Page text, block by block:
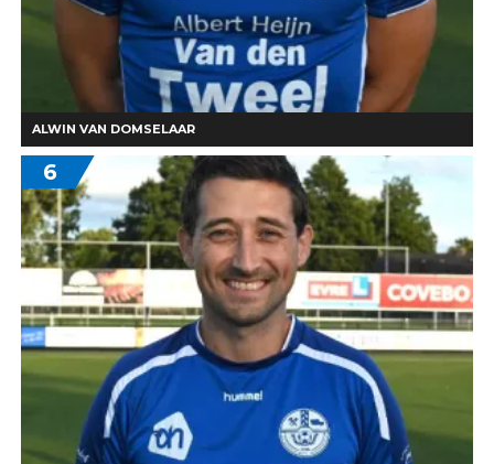
ALWIN VAN DOMSELAAR
6